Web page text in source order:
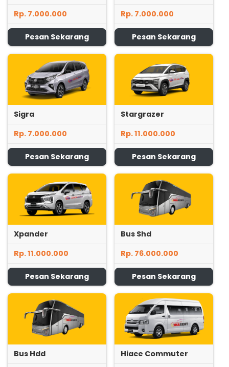
Rp. 7.000.000
Pesan Sekarang
Rp. 7.000.000
Pesan Sekarang
Sigra
Rp. 7.000.000
Pesan Sekarang
Stargrazer
Rp. 11.000.000
Pesan Sekarang
Xpander
Rp. 11.000.000
Pesan Sekarang
Bus Shd
Rp. 76.000.000
Pesan Sekarang
Bus Hdd
Hiace Commuter